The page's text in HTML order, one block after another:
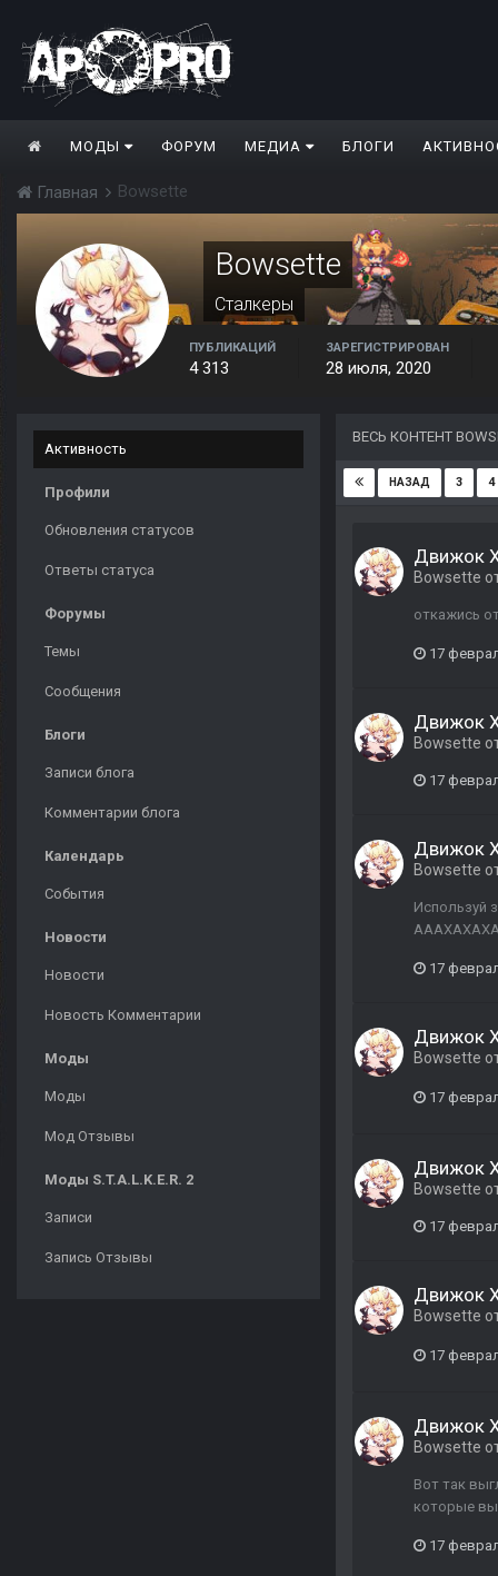
МОДЫ ФОРУМ МЕДИА БЛОГИ
Главная Bowsette
Bowsette
Сталкеры
ПУБЛИКАЦИЙ
4 313
ЗАРЕГИСТРИРОВАН
28 июля, 2020
Активность
Профили
Обновления статусов
Ответы статуса
Форумы
Темы
Сообщения
Блоги
Записи блога
Комментарии блога
Календарь
События
Новости
Новости
Новость Комментарии
Моды
Моды
Мод Отзывы
Моды S.T.A.L.K.E.R. 2
Записи
Запись Отзывы
ВЕСЬ КОНТЕНТ
НАЗАД 3 4
Движок
Bowsette
откажись
17
Движок
Bowsette
17
Движок
Bowsette
Используй
17
Движок
Bowsette
17
Движок
Bowsette
17
Движок
Bowsette
17
Движок
Bowsette
Вот так
которые
17